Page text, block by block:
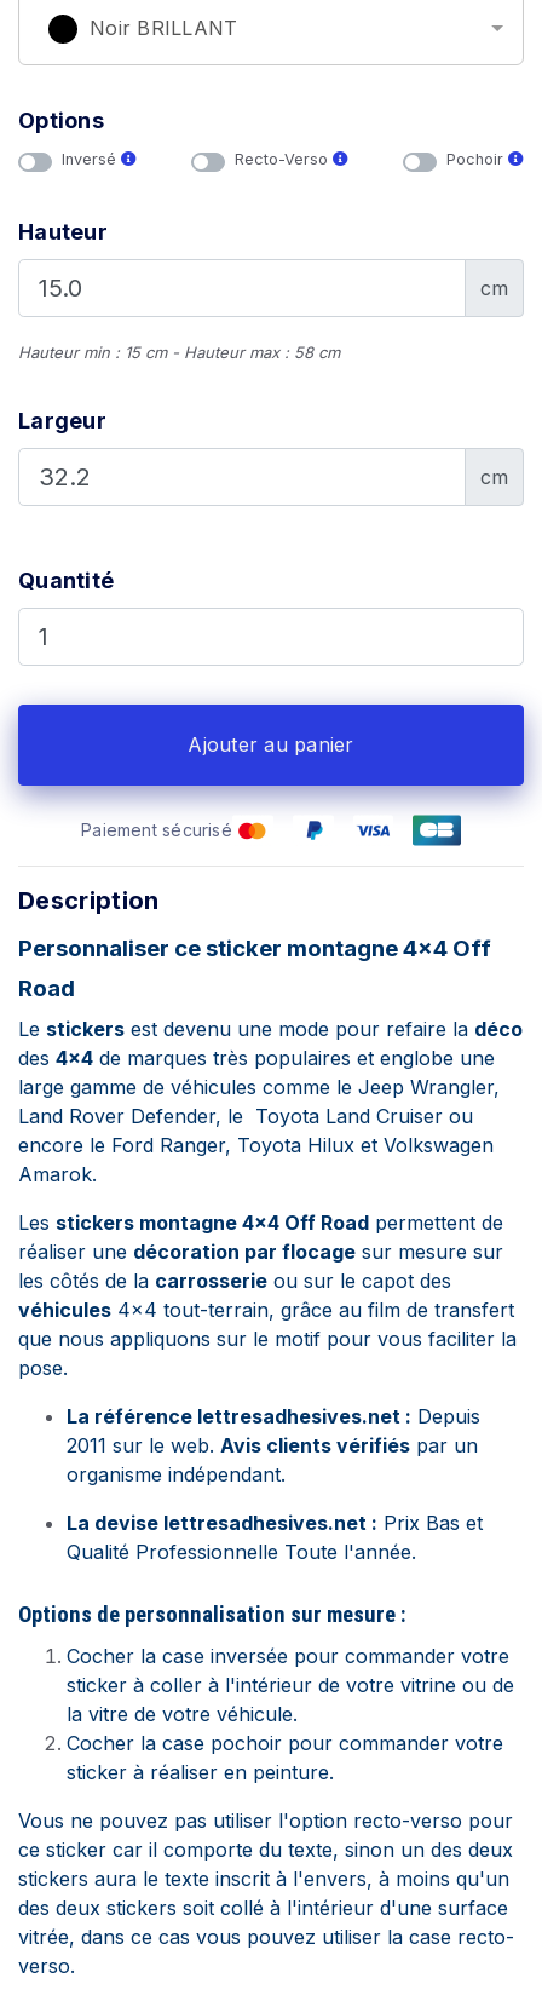
Noir BRILLANT
Options
Inversé Recto-Verso Pochoir
Hauteur
cm
Hauteur min : 15 cm - Hauteur max : 58 cm
Largeur
cm
Quantité
Ajouter au panier
Paiement sécurisé
Description
Personnaliser ce sticker montagne 4×4 Off
Road
Le stickers est devenu une mode pour refaire la déco
des 4x4 de marques très populaires et englobe une
large gamme de véhicules comme le Jeep Wrangler,
Land Rover Defender, le Toyota Land Cruiser ou
encore le Ford Ranger, Toyota Hilux et Volkswagen
Amarok.
Les stickers montagne 4×4 Off Road permettent de
réaliser une décoration par flocage sur mesure sur
les côtés de la carrosserie ou sur le capot des
véhicules 4x4 tout-terrain, grâce au film de transfert
que nous appliquons sur le motif pour vous faciliter la
pose.
La référence lettresadhesives.net : Depuis
2011 sur le web. Avis clients vérifiés par un
organisme indépendant.
La devise lettresadhesives.net : Prix Bas et
Qualité Professionnelle Toute l'année.
Options de personnalisation sur mesure :
Cocher la case inversée pour commander votre
sticker à coller à l'intérieur de votre vitrine ou de
la vitre de votre véhicule.
Cocher la case pochoir pour commander votre
sticker à réaliser en peinture.
Vous ne pouvez pas utiliser l'option recto-verso pour
ce sticker car il comporte du texte, sinon un des deux
stickers aura le texte inscrit à l'envers, à moins qu'un
des deux stickers soit collé à l'intérieur d'une surface
vitrée, dans ce cas vous pouvez utiliser la case recto-
verso.